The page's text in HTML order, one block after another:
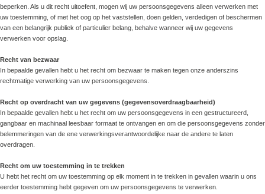
beperken. Als u dit recht uitoefent, mogen wij uw persoonsgegevens alleen verwerken met
uw toestemming, of met het oog op het vaststellen, doen gelden, verdedigen of beschermen
van een belangrijk publiek of particulier belang, behalve wanneer wij uw gegevens
verwerken voor opslag.
Recht van bezwaar
In bepaalde gevallen hebt u het recht om bezwaar te maken tegen onze anderszins
rechtmatige verwerking van uw persoonsgegevens.
Recht op overdracht van uw gegevens (gegevensoverdraagbaarheid)
In bepaalde gevallen hebt u het recht om uw persoonsgegevens in een gestructureerd,
gangbaar en machinaal leesbaar formaat te ontvangen en om die persoonsgegevens zonder
belemmeringen van de ene verwerkingsverantwoordelijke naar de andere te laten
overdragen.
Recht om uw toestemming in te trekken
U hebt het recht om uw toestemming op elk moment in te trekken in gevallen waarin u ons
eerder toestemming hebt gegeven om uw persoonsgegevens te verwerken.